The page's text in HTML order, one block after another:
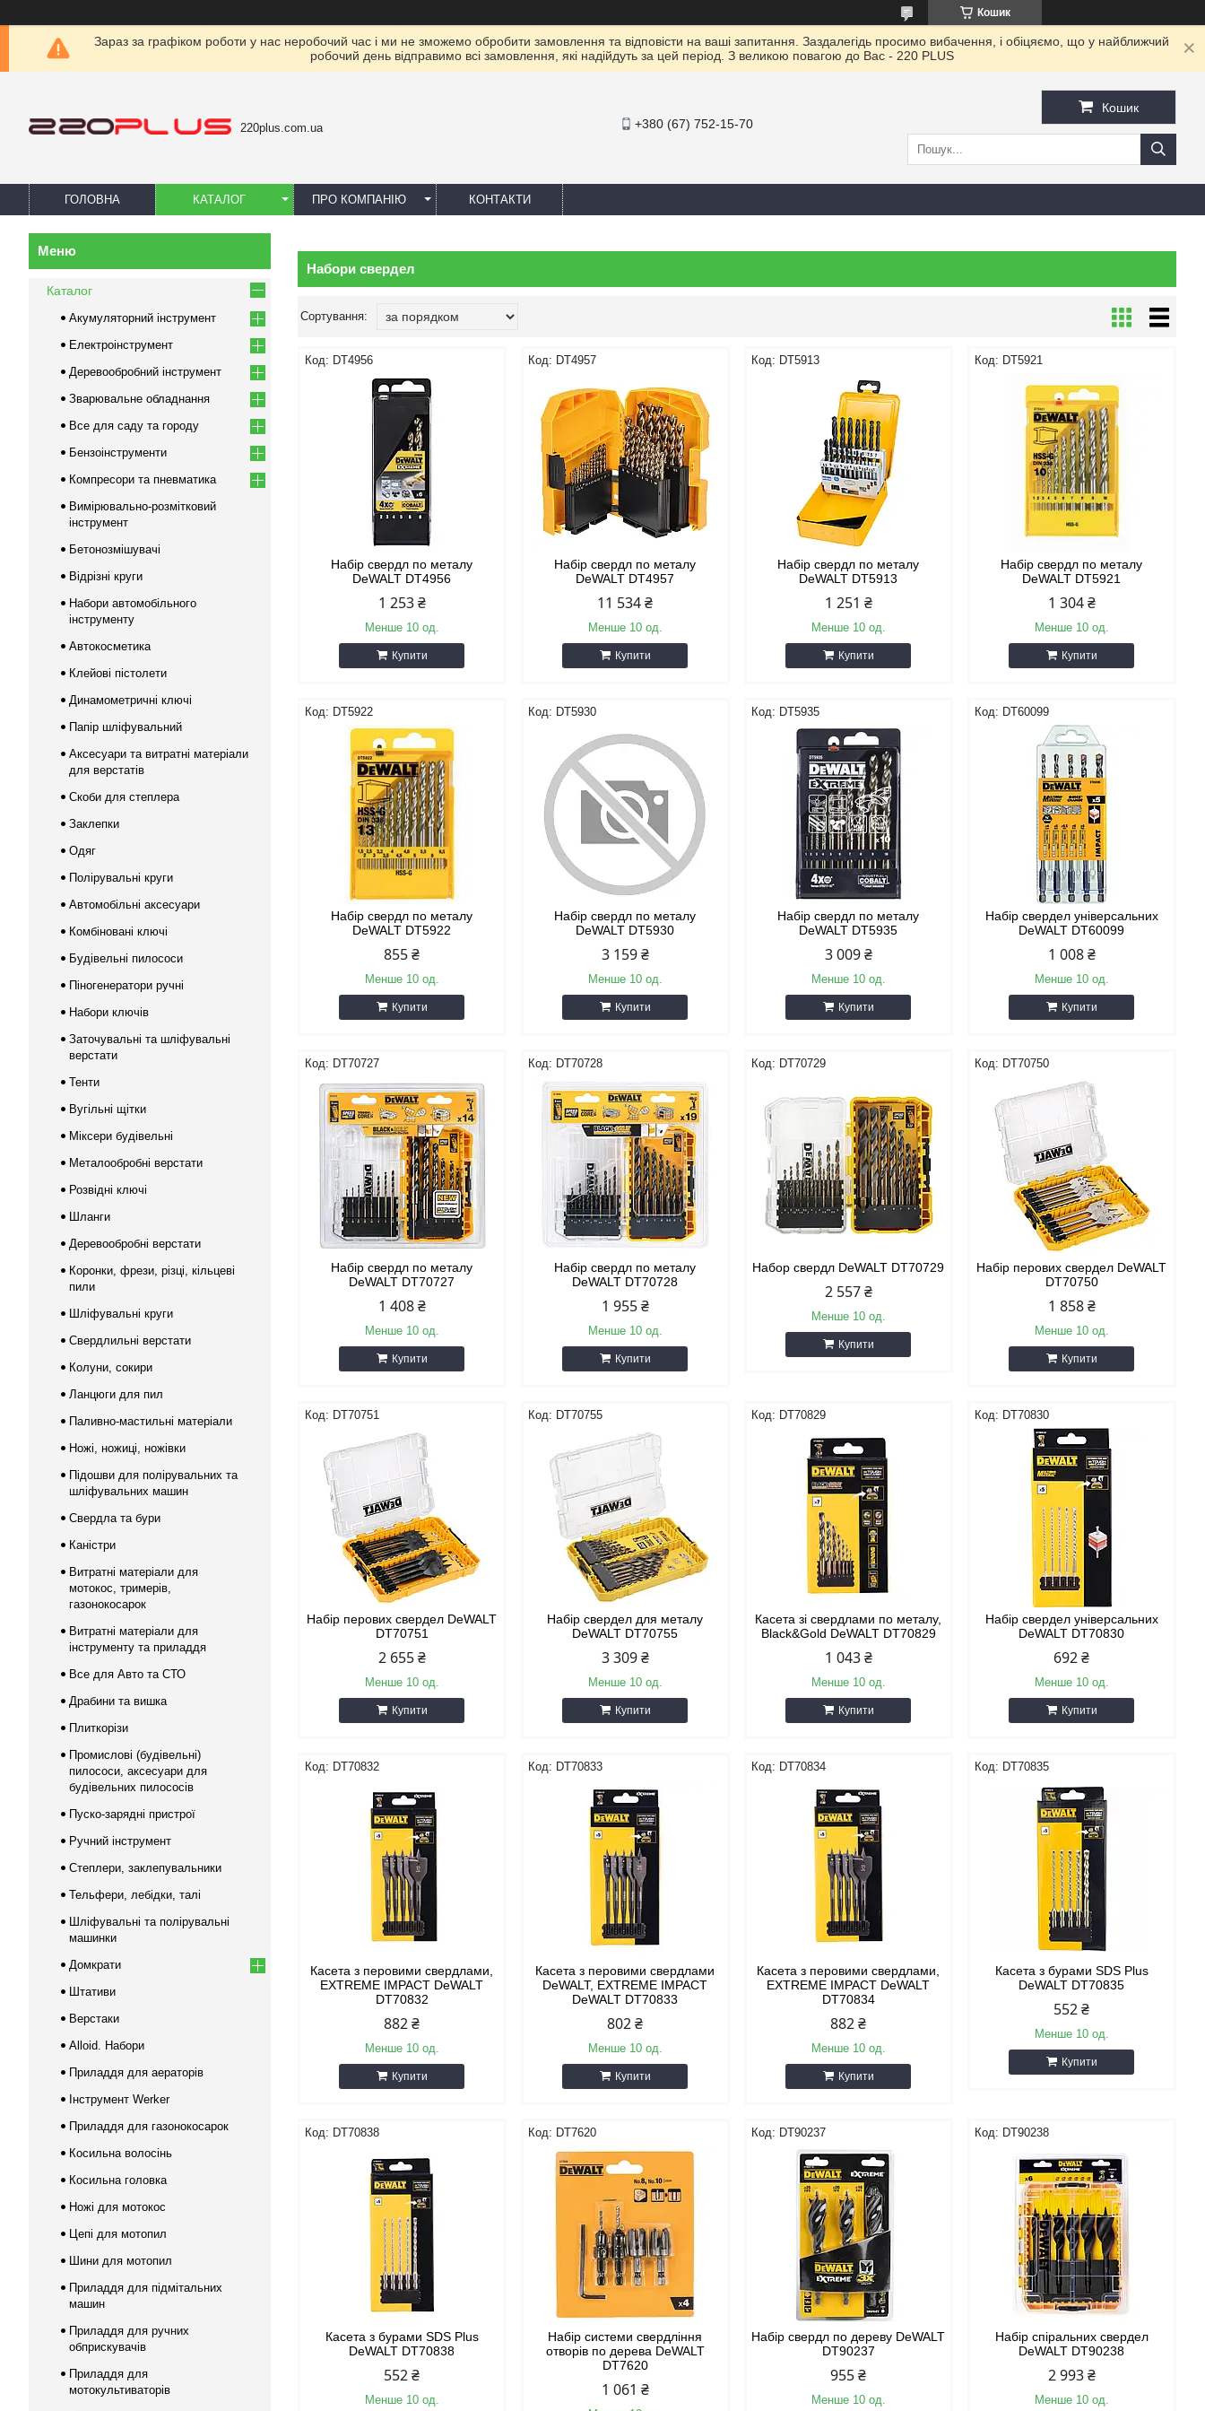
Кошик
Зараз за графіком роботи у нас неробочий час і ми не зможемо обробити замовлення та відповісти на ваші запитання. Заздалегідь просимо вибачення, і обіцяємо, що у найближчий
робочий день відправимо всі замовлення, які надійдуть за цей період. З великою повагою до Ваc - 220 PLUS
220plus.com.ua +380 (67) 752-15-70
Кошик
ГОЛОВНА КАТАЛОГ ПРО КОМПАНІЮ КОНТАКТИ
Набори свердел
DT4956
Набір свердл по металу
DeWALT DT4956
1 253 ₴
Менше 10 од.
Купити
DT4957
Набір свердл по металу
DeWALT DT4957
11 534 ₴
Менше 10 од.
Купити
DT5913
Набір свердл по металу
DeWALT DT5913
1 251 ₴
Менше 10 од.
Купити
DT5921
Набір свердл по металу
DeWALT DT5921
1 304 ₴
Менше 10 од.
Купити
DT5922
Набір свердл по металу
DeWALT DT5922
855 ₴
Менше 10 од.
Купити
DT5930
Набір свердл по металу
DeWALT DT5930
3 159 ₴
Менше 10 од.
Купити
DT5935
Набір свердл по металу
DeWALT DT5935
3 009 ₴
Менше 10 од.
Купити
DT60099
Набір свердел універсальних
DeWALT DT60099
1 008 ₴
Менше 10 од.
Купити
DT70727
Набір свердл по металу
DeWALT DT70727
1 408 ₴
Менше 10 од.
Купити
DT70728
Набір свердл по металу
DeWALT DT70728
1 955 ₴
Менше 10 од.
Купити
DT70729
Набор свердл DeWALT DT70729
2 557 ₴
Менше 10 од.
Купити
DT70750
Набір перових свердел DeWALT
DT70750
1 858 ₴
Менше 10 од.
Купити
DT70751
Набір перових свердел DeWALT
DT70751
2 655 ₴
Менше 10 од.
Купити
DT70755
Набір свердел для металу
DeWALT DT70755
3 309 ₴
Менше 10 од.
Купити
DT70829
Касета зі свердлами по металу,
Black&Gold DeWALT DT70829
1 043 ₴
Менше 10 од.
Купити
DT70830
Набір свердел універсальних
DeWALT DT70830
692 ₴
Менше 10 од.
Купити
DT70832
Касета з перовими свердлами,
EXTREME IMPACT DeWALT
DT70832
882 ₴
Менше 10 од.
Купити
DT70833
Касета з перовими свердлами
DeWALT, EXTREME IMPACT
DeWALT DT70833
802 ₴
Менше 10 од.
Купити
DT70834
Касета з перовими свердлами,
EXTREME IMPACT DeWALT
DT70834
882 ₴
Менше 10 од.
Купити
DT70835
Касета з бурами SDS Plus
DeWALT DT70835
552 ₴
Менше 10 од.
Купити
DT70838
Касета з бурами SDS Plus
DeWALT DT70838
552 ₴
Менше 10 од.
DT7620
Набір системи свердління
отворів по дерева DeWALT
DT7620
1 061 ₴
DT90237
Набір свердл по дереву DeWALT
DT90237
955 ₴
Менше 10 од.
DT90238
Набір спіральних свердел
DeWALT DT90238
2 993 ₴
Менше 10 од.
Каталог
Акумуляторний інструмент
Електроінструмент
Деревообробний інструмент
Зварювальне обладнання
Все для саду та городу
Бензоінструменти
Компресори та пневматика
Вимірювально-розмітковий
інструмент
Бетонозмішувачі
Відрізні круги
Набори автомобільного
інструменту
Автокосметика
Клейові пістолети
Динамометричні ключі
Папір шліфувальний
Аксесуари та витратні матеріали
для верстатів
Скоби для степлера
Заклепки
Одяг
Полірувальні круги
Автомобільні аксесуари
Комбіновані ключі
Будівельні пилососи
Піногенератори ручні
Набори ключів
Заточувальні та шліфувальні
верстати
Тенти
Вугільні щітки
Міксери будівельні
Металообробні верстати
Розвідні ключі
Шланги
Деревообробні верстати
Коронки, фрези, різці, кільцеві
пили
Шліфувальні круги
Свердлильні верстати
Колуни, сокири
Ланцюги для пил
Паливно-мастильні матеріали
Ножі, ножиці, ножівки
Підошви для полірувальних та
шліфувальних машин
Свердла та бури
Каністри
Витратні матеріали для
мотокос, тримерів,
газонокосарок
Витратні матеріали для
інструменту та приладдя
Все для Авто та СТО
Драбини та вишка
Плиткорізи
Промислові (будівельні)
пилососи, аксесуари для
будівельних пилососів
Пуско-зарядні пристрої
Ручний інструмент
Степлери, заклепувальники
Тельфери, лебідки, талі
Шліфувальні та полірувальні
машинки
Домкрати
Штативи
Верстаки
Alloid. Набори
Приладдя для аераторів
Інструмент Werker
Приладдя для газонокосарок
Косильна волосінь
Косильна головка
Ножі для мотокос
Цепі для мотопил
Шини для мотопил
Приладдя для підмітальних
машин
Приладдя для ручних
обприскувачів
Приладдя для
мотокультиваторів